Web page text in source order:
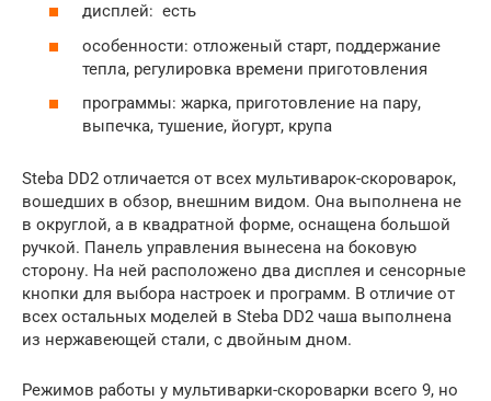
дисплей: есть
особенности: отложеный старт, поддержание
тепла, регулировка времени приготовления
программы: жарка, приготовление на пару,
выпечка, тушение, йогурт, крупа
Steba DD2 отличается от всех мультиварок-скороварок,
вошедших в обзор, внешним видом. Она выполнена не
в округлой, а в квадратной форме, оснащена большой
ручкой. Панель управления вынесена на боковую
сторону. На ней расположено два дисплея и сенсорные
кнопки для выбора настроек и программ. В отличие от
всех остальных моделей в Steba DD2 чаша выполнена
из нержавеющей стали, с двойным дном.
Режимов работы у мультиварки-скороварки всего 9, но